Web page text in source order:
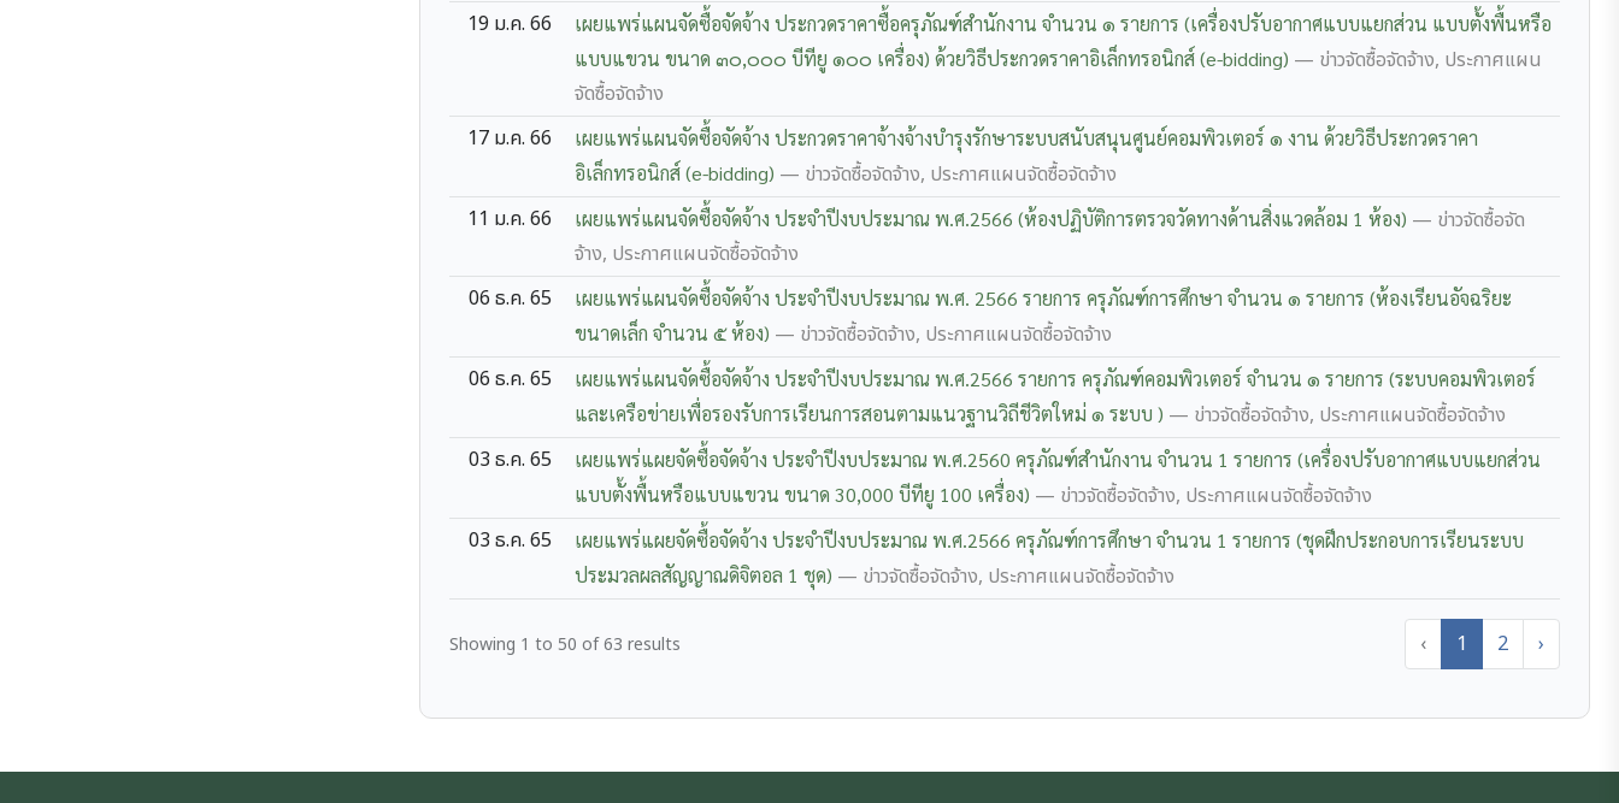
19 ม.ค. 66
เผยแพร่แผนจัดซื้อจัดจ้าง ประกวดราคาซื้อครุภัณฑ์สำนักงาน จำนวน ๑ รายการ (เครื่องปรับอากาศแบบแยกส่วน แบบตั้งพื้นหรือ
แบบแขวน ขนาด ๓๐,๐๐๐ บีทียู ๑๐๐ เครื่อง) ด้วยวิธีประกวดราคาอิเล็กทรอนิกส์ (e-bidding) — ข่าวจัดซื้อจัดจ้าง, ประกาศแผน
จัดซื้อจัดจ้าง
17 ม.ค. 66
เผยแพร่แผนจัดซื้อจัดจ้าง ประกวดราคาจ้างจ้างบำรุงรักษาระบบสนับสนุนศูนย์คอมพิวเตอร์ ๑ งาน ด้วยวิธีประกวดราคา
อิเล็กทรอนิกส์ (e-bidding) — ข่าวจัดซื้อจัดจ้าง, ประกาศแผนจัดซื้อจัดจ้าง
11 ม.ค. 66
เผยแพร่แผนจัดซื้อจัดจ้าง ประจำปีงบประมาณ พ.ศ.2566 (ห้องปฏิบัติการตรวจวัดทางด้านสิ่งแวดล้อม 1 ห้อง) — ข่าวจัดซื้อจัด
จ้าง, ประกาศแผนจัดซื้อจัดจ้าง
06 ธ.ค. 65
เผยแพร่แผนจัดซื้อจัดจ้าง ประจำปีงบประมาณ พ.ศ. 2566 รายการ ครุภัณฑ์การศึกษา จำนวน ๑ รายการ (ห้องเรียนอัจฉริยะ
ขนาดเล็ก จำนวน ๕ ห้อง) — ข่าวจัดซื้อจัดจ้าง, ประกาศแผนจัดซื้อจัดจ้าง
06 ธ.ค. 65
เผยแพร่แผนจัดซื้อจัดจ้าง ประจำปีงบประมาณ พ.ศ.2566 รายการ ครุภัณฑ์คอมพิวเตอร์ จำนวน ๑ รายการ (ระบบคอมพิวเตอร์
และเครือข่ายเพื่อรองรับการเรียนการสอนตามแนวฐานวิถีชีวิตใหม่ ๑ ระบบ ) — ข่าวจัดซื้อจัดจ้าง, ประกาศแผนจัดซื้อจัดจ้าง
03 ธ.ค. 65
เผยแพร่แผยจัดซื้อจัดจ้าง ประจำปีงบประมาณ พ.ศ.2560 ครุภัณฑ์สำนักงาน จำนวน 1 รายการ (เครื่องปรับอากาศแบบแยกส่วน
แบบตั้งพื้นหรือแบบแขวน ขนาด 30,000 บีทียู 100 เครื่อง) — ข่าวจัดซื้อจัดจ้าง, ประกาศแผนจัดซื้อจัดจ้าง
03 ธ.ค. 65
เผยแพร่แผยจัดซื้อจัดจ้าง ประจำปีงบประมาณ พ.ศ.2566 ครุภัณฑ์การศึกษา จำนวน 1 รายการ (ชุดฝึกประกอบการเรียนระบบ
ประมวลผลสัญญาณดิจิตอล 1 ชุด) — ข่าวจัดซื้อจัดจ้าง, ประกาศแผนจัดซื้อจัดจ้าง
Showing 1 to 50 of63 results ‹ 1 2 ›